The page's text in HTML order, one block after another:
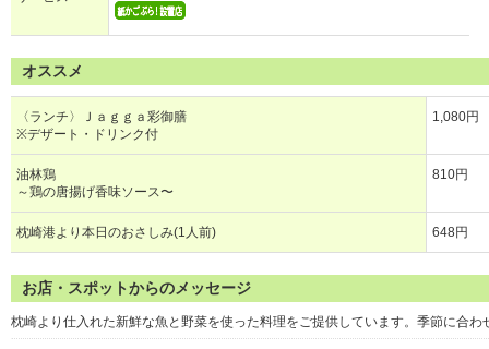
オススメ
〈ランチ〉Ｊａｇｇａ彩御膳
※デザート・ドリンク付
1,080円
油林鶏
～鶏の唐揚げ香味ソース〜
810円
枕崎港より本日のおさしみ(1人前) 648円
お店・スポットからのメッセージ
枕崎より仕入れた新鮮な魚と野菜を使った料理をご提供しています。季節に合